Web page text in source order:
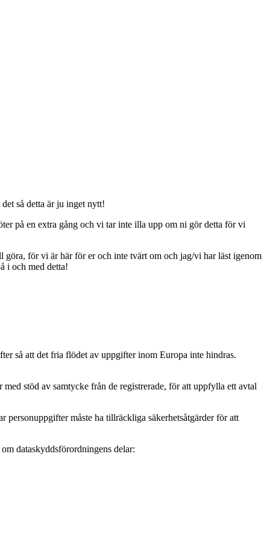
så detta är ju inget nytt!
på en extra gång och vi tar inte illa upp om ni gör detta för vi
göra, för vi är här för er och inte tvärt om och jag/vi har läst igenom
i och med detta!
så att det fria flödet av uppgifter inom Europa inte hindras.
stöd av samtycke från de registrerade, för att uppfylla ett avtal
personuppgifter måste ha tillräckliga säkerhetsåtgärder för att
dataskyddsförordningens delar: